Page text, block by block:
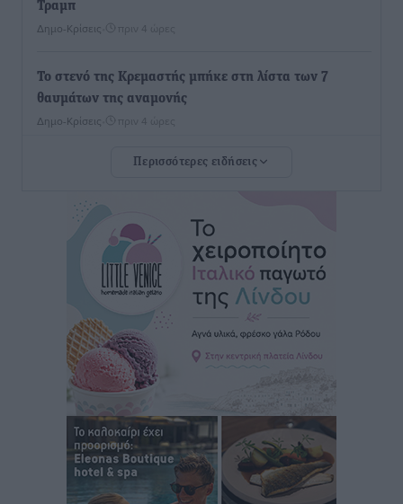
Τραμπ
Δημο-Κρίσεις πριν 4 ώρες
Το στενό της Κρεμαστής μπήκε στη λίστα των 7
θαυμάτων της αναμονής
Δημο-Κρίσεις πριν 4 ώρες
ΣΕΤΕ: Σημαντική θεσμική εξέλιξη η ΚΥΑ για το ΕΧΠ
Ειδήσεις πριν 4 ώρες
Γ. Χατζημάρκος: “Δύο μεγάλες δεσμεύσεις
Γεωργιάδη” – Κίνητρα για τους γιατρούς των νησιών
και συνεργασία Ρόδου με το Αττικόν για το
Ακτινοθεραπευτικό
Τοπικές Ειδήσεις• πριν 4 ώρες
Σούπερ μάρκετ: Διευρύνεται η εθνική πρωτοβουλία
για τις τιμές – Eρχονται νέες συμμετοχές εταιρειών
Ειδήσεις• πριν 4 ώρες
Συνελήφθησαν έξι άτομα για ηχορύπανση από
Περισσότερες ειδήσεις